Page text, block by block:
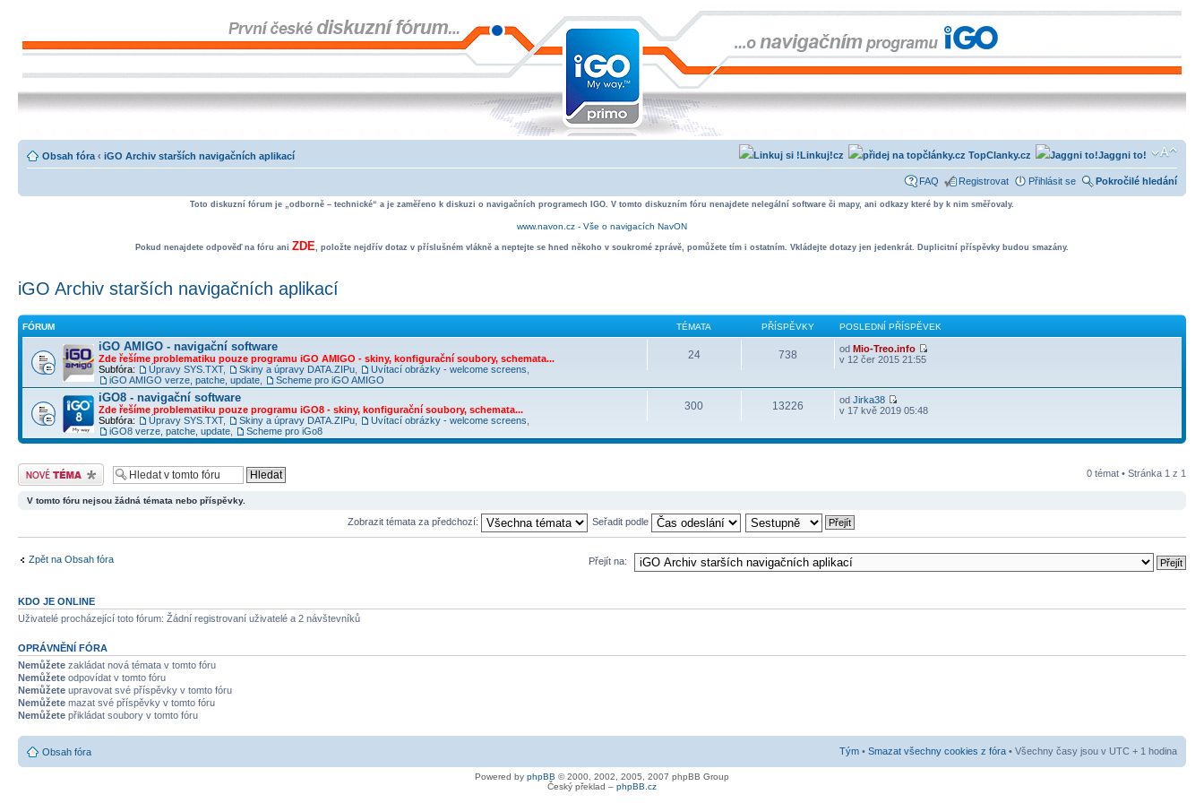
Obsah fóra ‹ iGO Archiv starších navigačních aplikací Jaggni to!
TopClanky.cz
Linkuj!cz
FAQ Registrovat Přihlásit se Pokročilé hledání
Toto diskuzní fórum je „odborně – technické“ a je zaměřeno k diskuzi o navigačních programech IGO. V tomto diskuzním fóru nenajdete nelegální software či mapy, ani odkazy které by k nim směřovaly.
www.navon.cz - Vše o navigacích NavON
Pokud nenajdete odpověď na fóru ani ZDE, položte nejdřív dotaz v příslušném vlákně a neptejte se hned někoho v soukromé zprávě, pomůžete tím i ostatním. Vkládejte dotazy jen jedenkrát. Duplicitní příspěvky budou smazány.
iGO Archiv starších navigačních aplikací
FÓRUM TÉMATA PŘÍSPĚVKY POSLEDNÍ PŘÍSPĚVEK
iGO AMIGO - navigační software
Zde řešíme problematiku pouze programu iGO AMIGO - skiny, konfigurační soubory, schemata...
Subfóra:
Úpravy SYS.TXT, Skiny a úpravy DATA.ZIPu Uvítací obrázky - welcome screens
iGO AMIGO verze, patche, update
Scheme pro iGO AMIGO
24 738 odMio-Treo.info
v 12 čer 2015 21:55
iGO8 - navigační software
Zde řešíme problematiku pouze programu iGO8 - skiny, konfigurační soubory, schemata...
Subfóra:
Úpravy SYS.TXT, Skiny a úpravy DATA.ZIPu Uvítací obrázky - welcome screens
iGO8 verze, patche, update
Scheme pro iGo8
300 13226 odJirka38
v 17 kvě 2019 05:48
Odeslat nové téma 0 témat • Stránka 1 z 1
V tomto fóru nejsou žádná témata nebo příspěvky.
Zobrazit témata za předchozí: Seřadit podle
Zpět na Obsah fóra Přejít na:
KDO JE ONLINE
Uživatelé procházející toto fórum: Žádní registrovaní uživatelé a 2 návštevníků
OPRÁVNĚNÍ FÓRA
Nemůžete zakládat nová témata v tomto fóru
Nemůžete odpovídat v tomto fóru
Nemůžete upravovat své příspěvky v tomto fóru
Nemůžete mazat své příspěvky v tomto fóru
Nemůžete přikládat soubory v tomto fóru
Obsah fóra Tým • Smazat všechny cookies z fóra • Všechny časy jsou v UTC + 1 hodina
Powered by phpBB © 2000, 2002, 2005, 2007 phpBB Group
Český překlad – phpBB.cz